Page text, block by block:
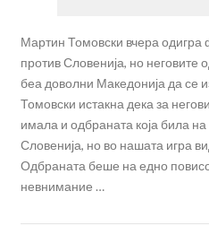
Мартин Томовски вчера одигра
против Словенија, но неговите
беа доволни Македонија да се
Томовски истакна дека за
имала и одбраната која била
Словенија, но во нашата игра
Одбраната беше на едно
невнимание …